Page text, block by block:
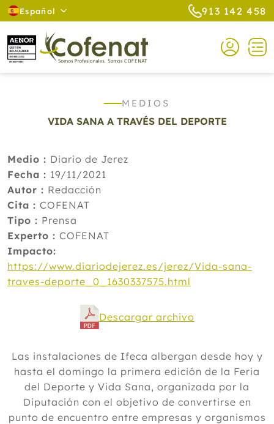
Español 913 142 458
MEDIOS
VIDA SANA A TRAVÉS DEL DEPORTE
Medio : Diario de Jerez
Fecha : 19/11/2021
Autor : Redacción
Cita : COFENAT
Tipo : Prensa
Experto : COFENAT
Impacto:
https://www.diariodejerez.es/jerez/Vida-sana-
traves-deporte_0_1630337575.html
Descargar archivo
Las instalaciones de Ifeca albergan desde hoy y
hasta el domingo la primera edición de la Feria
del Deporte y Vida Sana, organizada por la
Diputación con el objetivo de convertirse en
punto de encuentro entre empresas y organismos